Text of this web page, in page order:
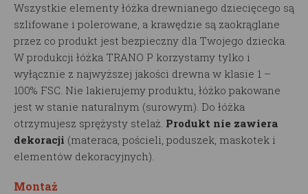
Wszystkie elementy łóżka drewnianego dziecięcego są
szlifowane i polerowane, a krawędzie są zaokrąglane
przez co produkt jest bezpieczny dla Twojego dziecka.
W produkcji łóżka TRANO P korzystamy tylko i
wyłącznie z najwyższej jakości drewna w klasie 1 –
100% FSC. Nie lakierujemy produktu, łóżko pakowane
jest w stanie naturalnym (surowym). Do łóżka
otrzymujesz sprężysty stelaż. Produkt nie zawiera
dekoracji (materaca, pościeli, poduszek, maskotek i
elementów dekoracyjnych).
Montaż